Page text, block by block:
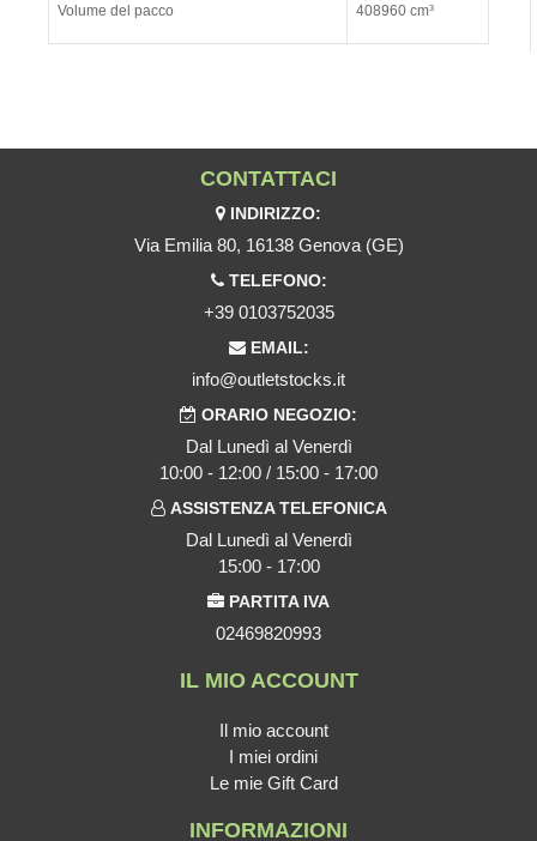
Volume del pacco 408960 cm³
CONTATTACI
INDIRIZZO:
Via Emilia 80, 16138 Genova (GE)
TELEFONO:
+39 0103752035
EMAIL:
info@outletstocks.it
ORARIO NEGOZIO:
Dal Lunedì al Venerdì
10:00 - 12:00 / 15:00 - 17:00
ASSISTENZA TELEFONICA
Dal Lunedì al Venerdì
15:00 - 17:00
PARTITA IVA
02469820993
IL MIO ACCOUNT
Il mio account
I miei ordini
Le mie Gift Card
INFORMAZIONI